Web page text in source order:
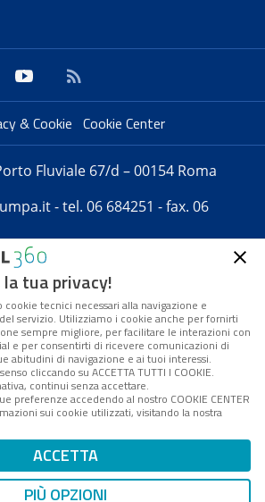
& Cookie Cookie Center
Fluviale 67/d – 00154 Roma
- tel. 06 684251 - fax. 06
pubblicazione telematica iscritta
stampa del Tribunale di Roma -
2008 - Direttore resp. Michela
Stentella
società soggetta a Direzione e
di Digital360 S.p.A. - FPA s.r.l.
per il sistema di management
IVA n. 10693191008 - R.E.A. Roma
1249791. ISP AWS
Mappa del sito
tua privacy!
tecnici necessari alla navigazione e
servizio. Utilizziamo i cookie anche per fornirti
sempre migliore, per facilitare le interazioni con
e per consentirti di ricevere comunicazioni di
abitudini di navigazione e ai tuoi interessi.
cliccando su ACCETTA TUTTI I COOKIE.
continui senza accettare.
preferenze accedendo al nostro COOKIE CENTER
sui cookie utilizzati, visitando la nostra
ACCETTA
PIÙ OPZIONI